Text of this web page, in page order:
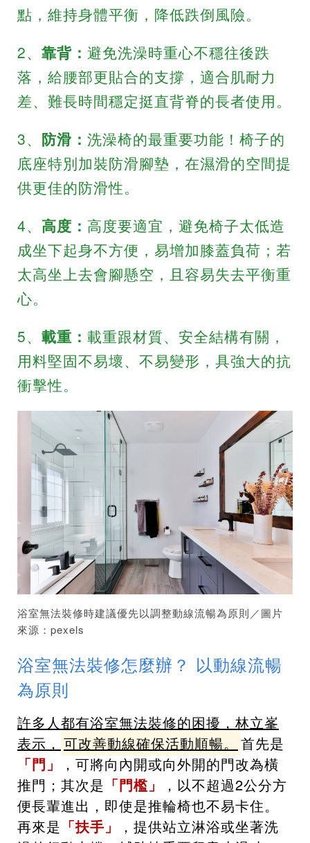
點，維持身體平衡，降低跌倒風險。
2、 靠背： 避免洗澡時重心不穩往後跌
落，給腰部更貼合的支撐，適合肌耐力
差、難長時間穩定挺直背脊的長者使用。
3、 防滑： 洗澡椅的最重要功能！椅子的
底座特別加裝防滑腳墊，在濕滑的空間提
供更佳的防滑性。
4、 高度： 高度要適宜，避免椅子太低造
成坐下起身不方便，易增加膝蓋負荷；若
太高坐上去會腳懸空，且容易失去平衡重
心。
5、 載重： 載重跟材質、安全結構有關，
用料堅固不易壞、不易變形，具強大的抗
衝擊性。
浴室無法裝修時建議優先以調整動線流暢為原則／圖片
來源：pexels
浴室無法裝修怎麼辦？ 以動線流暢
為原則
許多人都有浴室無法裝修的困擾，林立峯
表示， 可改善動線確保活動順暢。
首先是
「門」
，可將向內開或向外開的門改為橫
推門；其次是 「門檻」
，以不超過2公分方
便長輩進出，即使是推輪椅也不易卡住。
再來是 「扶手」
，提供站立淋浴或坐著洗